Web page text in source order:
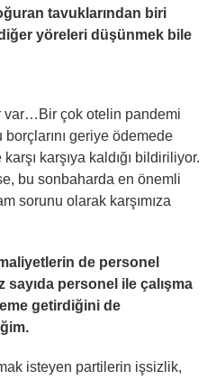
tavuklarından biri
diğer yöreleri düşünmek bile
var…Bir çok otelin pandemi
geriye ödemede
karşıya kaldığı bildiriliyor.
bu sonbaharda en önemli
sorunu olarak karşımıza
de personel
sayıda personel ile çalışma
getirdiğini de
isteyen partilerin işsizlik,